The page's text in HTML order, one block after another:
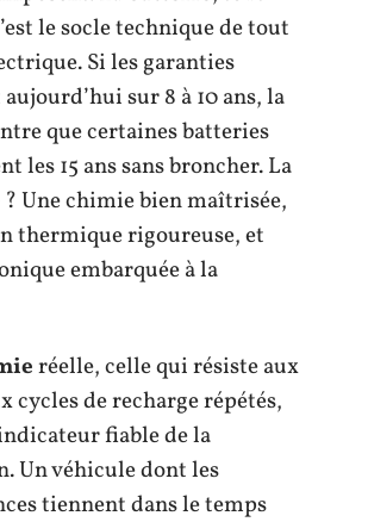
le socle technique de tout
Si les garanties
aujourd’hui sur 8 à 10 ans, la
que certaines batteries
les 15 ans sans broncher. La
Une chimie bien maîtrisée,
thermique rigoureuse, et
embarquée à la
réelle, celle qui résiste aux
cycles de recharge répétés,
fiable de la
Un véhicule dont les
tiennent dans le temps